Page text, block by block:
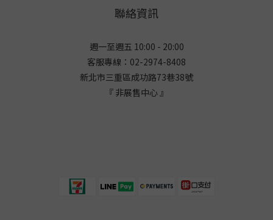
聯絡資訊
週一至週五 10:00 - 20:00
客服專線：02-2974-8408
新北市三重區成功路73巷38號
『 非展售中心 』